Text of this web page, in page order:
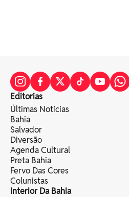
Editorias
Últimas Notícias
Bahia
Salvador
Diversão
Agenda Cultural
Preta Bahia
Fervo Das Cores
Colunistas
Interior Da Bahia